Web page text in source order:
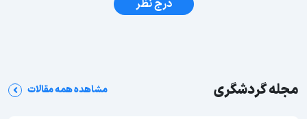
درج نظر
مجله گردشگری مشاهده همه مقالات